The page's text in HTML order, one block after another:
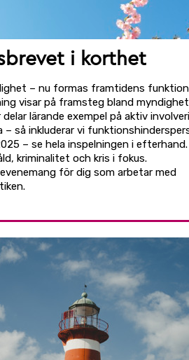
i korthet
– nu formas framtidens
visar på framsteg bland
lärande exempel på aktiv
– så inkluderar vi
– se hela inspelningen i efterhand.
kriminalitet och kris i fokus.
för dig som arbetar med